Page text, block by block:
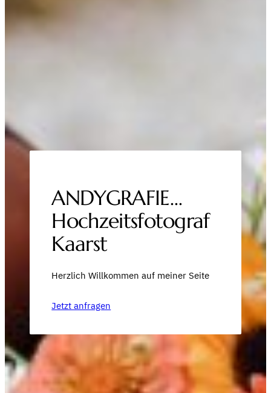
ANDYGRAFIE…
Hochzeitsfotograf
Kaarst
Herzlich Willkommen auf meiner Seite
Jetzt anfragen